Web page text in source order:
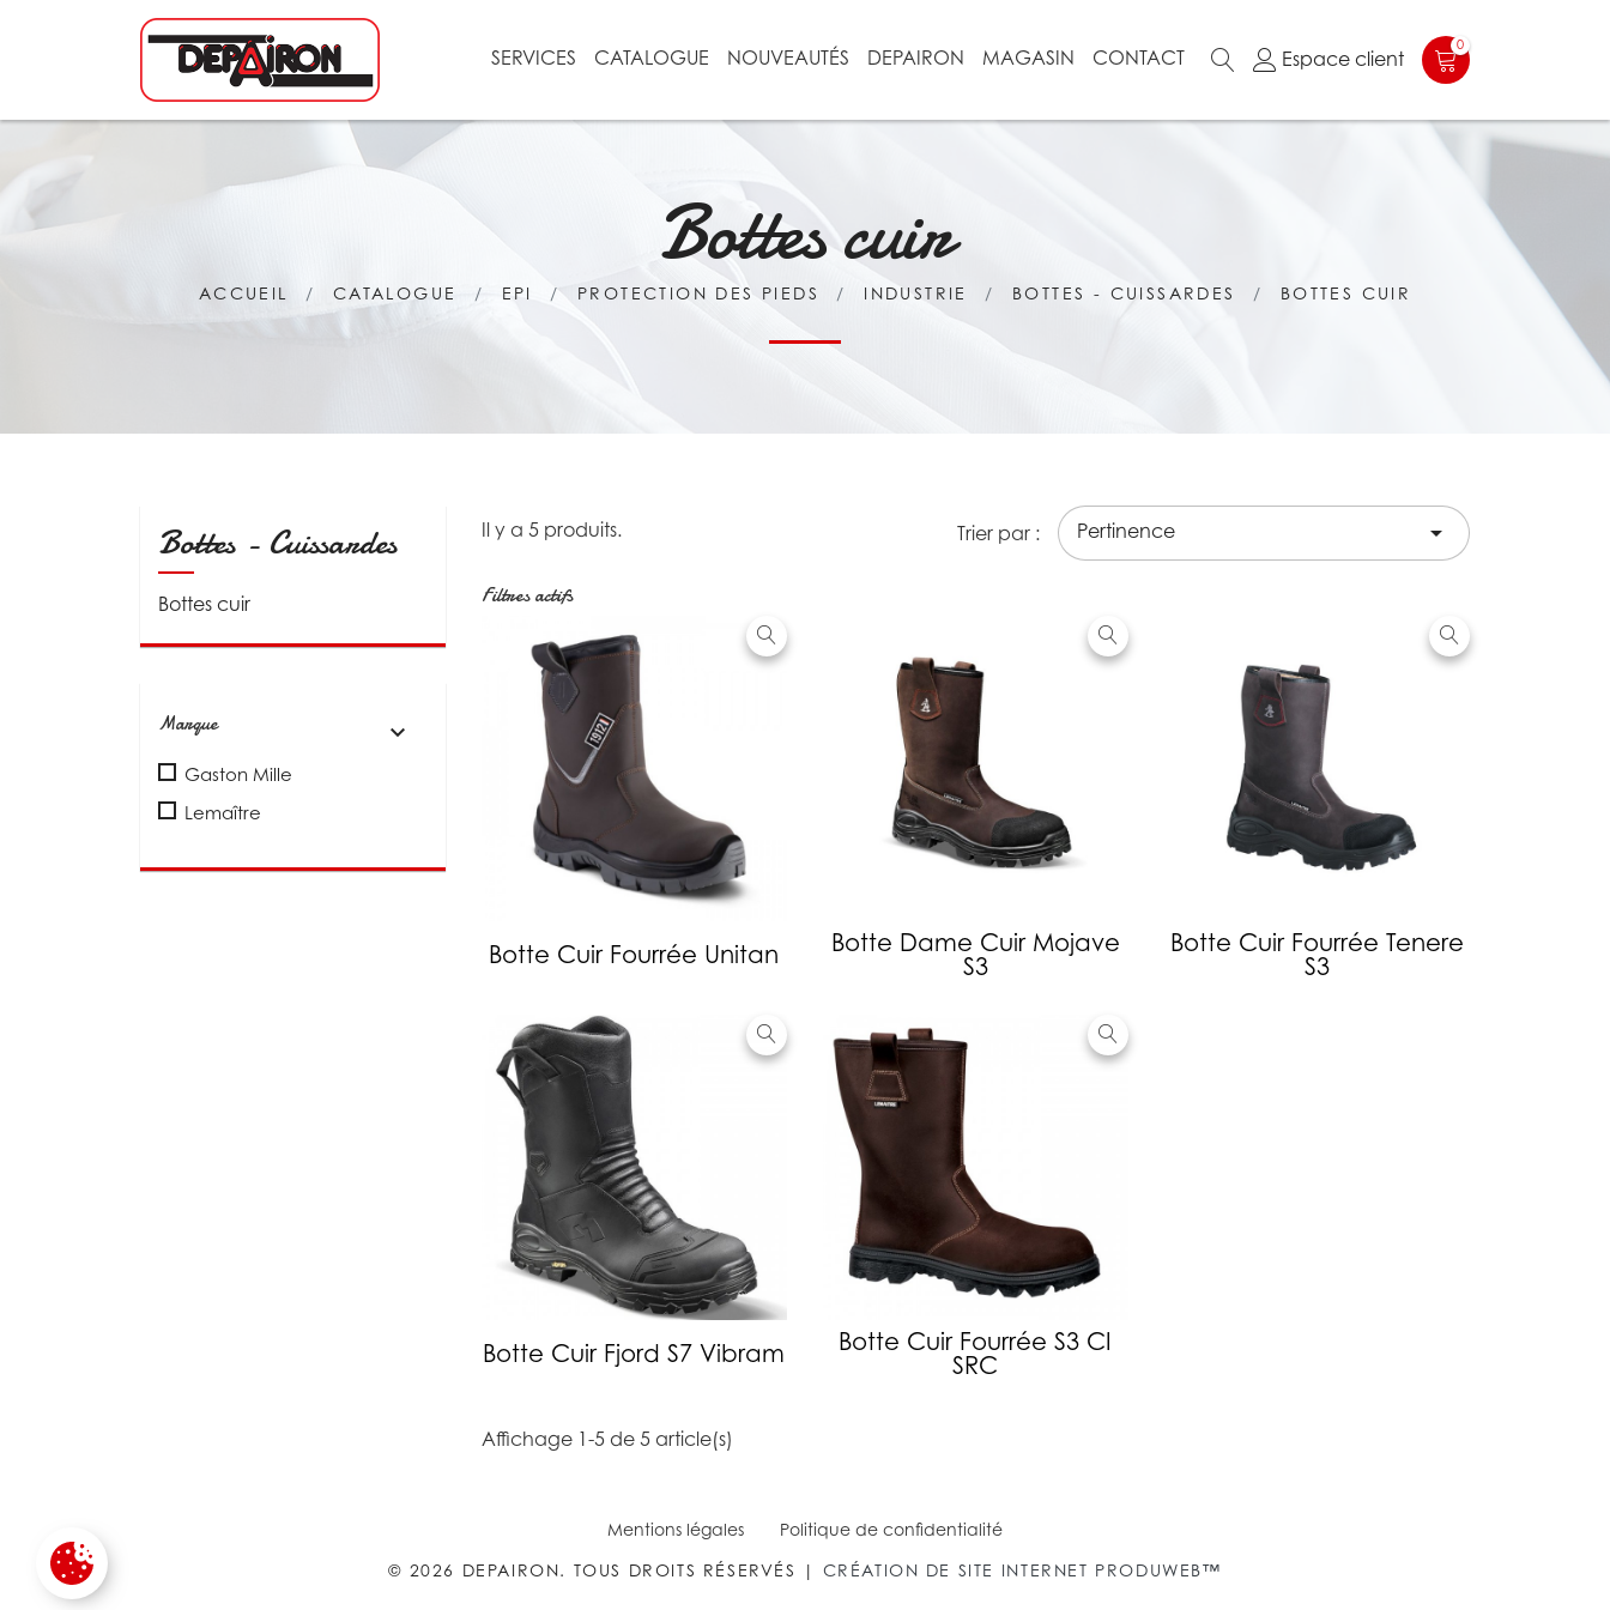
SERVICES CATALOGUE NOUVEAUTÉS DEPAIRON MAGASIN CONTACT Espace client
0
Bottes cuir
ACCUEIL CATALOGUE EPI PROTECTION DES PIEDS INDUSTRIE BOTTES - CUISSARDES BOTTES CUIR
Bottes - Cuissardes
Bottes cuir
Marque 
Gaston Mille
Lemaître
Il y a 5 produits. Trier par : Pertinence 
Filtres actifs
Botte Cuir Fourrée Unitan
Botte Dame Cuir Mojave
S3
Botte Cuir Fourrée Tenere
S3
Botte Cuir Fjord S7 Vibram
Botte Cuir Fourrée S3 CI
SRC
Affichage 1-5 de 5 article(s)
Mentions légales
Politique de confidentialité
© 2026 DEPAIRON. TOUS DROITS RÉSERVÉS | CRÉATION DE SITE INTERNET PRODUWEB™